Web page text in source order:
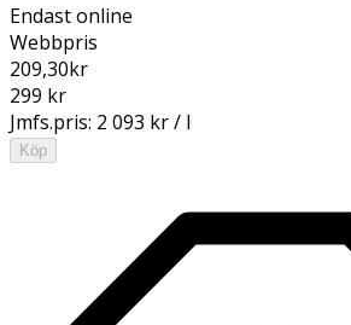
Endast online
Webbpris
209,30kr
299 kr
Jmfs.pris: 2 093 kr / l
Köp